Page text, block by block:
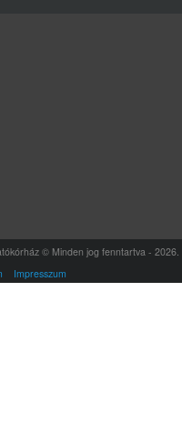
© Minden jog fenntartva - 2026.
Impresszum